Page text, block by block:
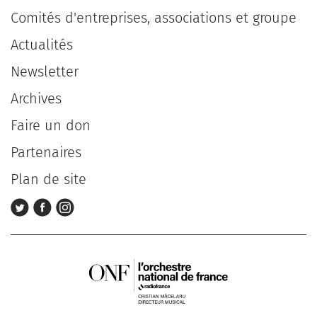
Comités d'entreprises, associations et groupe
Actualités
Newsletter
Archives
Faire un don
Partenaires
Plan de site